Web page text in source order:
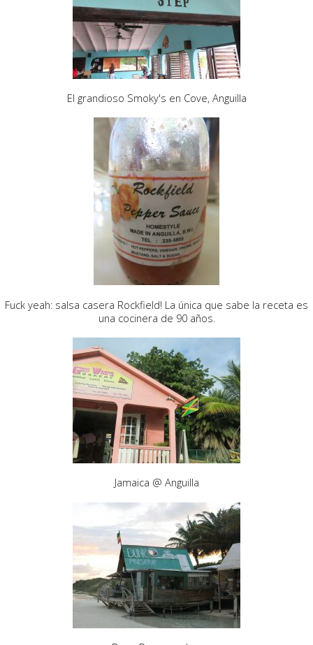
El grandioso Smoky's en Cove, Anguilla
Fuck yeah: salsa casera Rockfield! La única que sabe la receta es
una cocinera de 90 años.
Jamaica @ Anguilla